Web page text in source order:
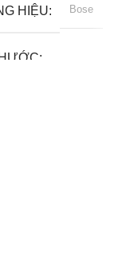
HIỆU Bose